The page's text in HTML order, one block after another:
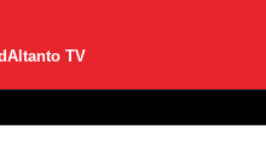
Altanto TV